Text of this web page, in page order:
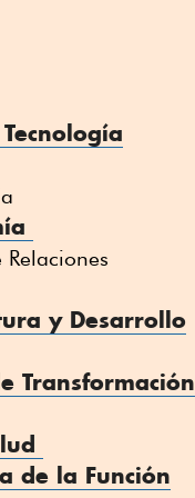
y Desarrollo
Transformación
de la Función